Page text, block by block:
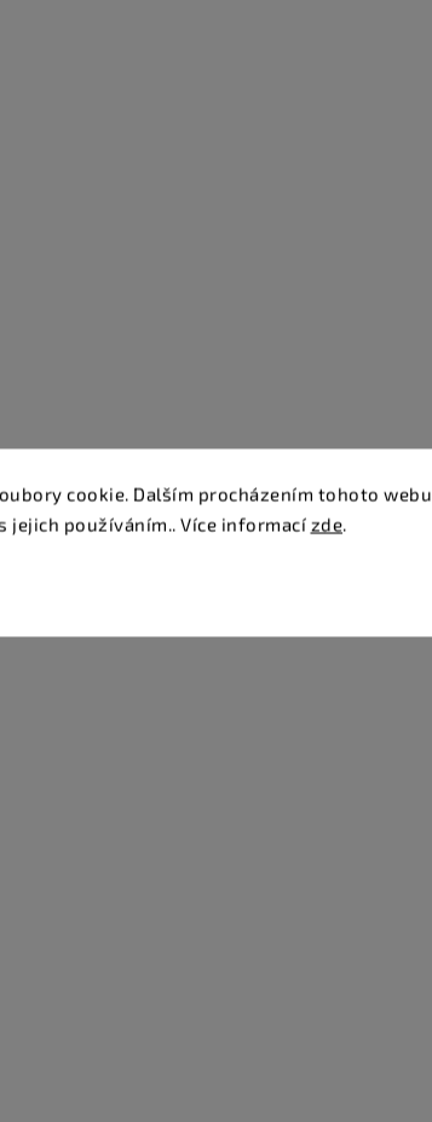
cookie. Dalším procházením tohoto webu
jejich používáním.. Více informací zde.